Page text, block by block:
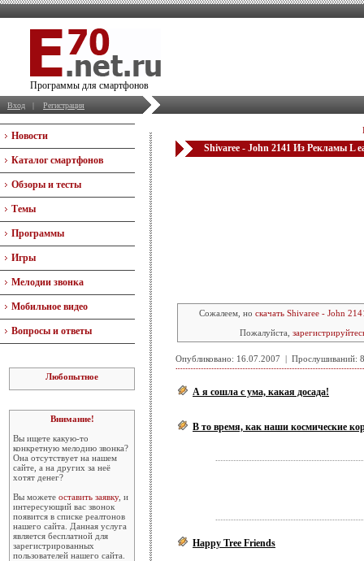
Программы для смартфонов
Вход | Регистрация
Новости
Каталог смартфонов
Обзоры и тесты
Темы
Программы
Игры
Мелодии звонка
Мобильное видео
Вопросы и ответы
Любопытное
Внимание!
Вы ищете какую-то
конкретную мелодию звонка?
Она отсутствует на нашем
сайте, а на других за неё
хотят денег?
Вы можете оставить заявку, и
интересующий вас звонок
появится в списке реалтонов
нашего сайта. Данная услуга
является бесплатной для
зарегистрированных
пользователей нашего сайта.
Shivaree - John 2141 Из Рекламы L
Сожалеем, но скачать Shivaree - John
Пожалуйста,
Опубликовано: 16.07.2007 |
А я сошла с ума, какая досада!
В то время, как наши космические
Happy Tree Friends